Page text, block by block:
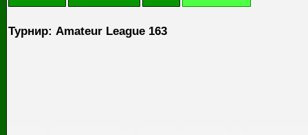
Турнир: Amateur League 163